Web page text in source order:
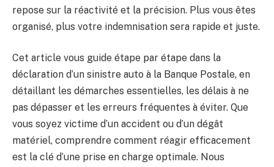
repose sur la réactivité et la précision. Plus vous êtes
organisé, plus votre indemnisation sera rapide et juste.
Cet article vous guide étape par étape dans la
déclaration d’un sinistre auto à la Banque Postale, en
détaillant les démarches essentielles, les délais à ne
pas dépasser et les erreurs fréquentes à éviter. Que
vous soyez victime d’un accident ou d’un dégât
matériel, comprendre comment réagir efficacement
est la clé d’une prise en charge optimale. Nous